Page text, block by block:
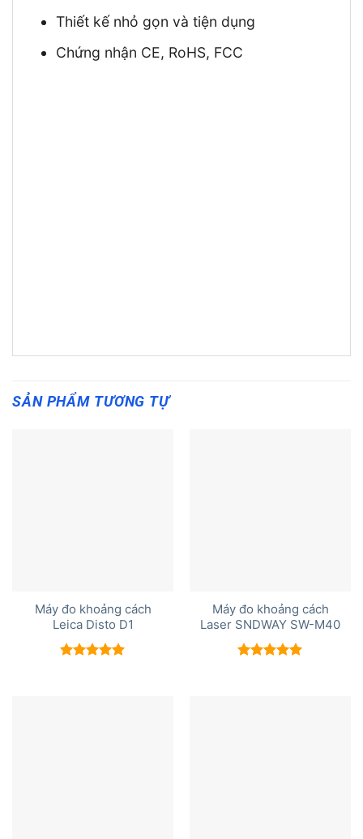
Thiết kế nhỏ gọn và tiện dụng
Chứng nhận CE, RoHS, FCC
SẢN PHẨM TƯƠNG TỰ
Máy đo khoảng cách
Leica Disto D1
Máy đo khoảng cách
Laser SNDWAY SW-M40